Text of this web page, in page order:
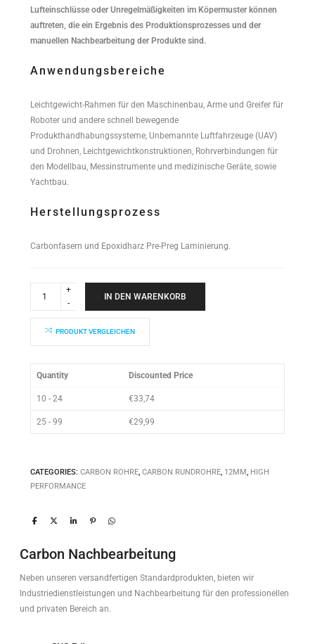
Lufteinschlüsse oder Unregelmäßigkeiten im Köpermuster können
auftreten, die ein Ergebnis des Produktionsprozesses und der
manuellen Nachbearbeitung der Produkte sind.
Anwendungsbereiche
Leichtgewicht-Rahmen für den Maschinenbau, Arme und Greifer für
Roboter und andere schnell bewegende
Produkthandhabungssysteme, Unbemannte Luftfahrzeuge (UAV)
und Drohnen, Leichtgewichtkonstruktionen, Rohrverbindungen für
den Modellbau, Messinstrumente und medizinische Geräte, sowie
Yachtbau.
Herstellungsprozess
Carbonfasern und Epoxidharz Pre-Preg Laminierung.
Performance
quantity
IN DEN WARENKORB
PRODUKT VERGLEICHEN
Quantity Discounted Price
10 - 24 €33,74
25 - 99 €29,99
CATEGORIES: CARBON ROHRE, CARBON RUNDROHRE, 12MM, HIGH
PERFORMANCE
Carbon Nachbearbeitung
Neben unseren versandfertigen Standardprodukten, bieten wir
Industriedienstleistungen und Nachbearbeitung für den professionellen
und privaten Bereich an.